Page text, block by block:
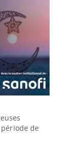
de